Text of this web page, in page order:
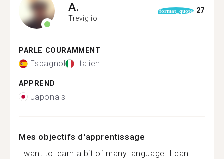
A.
Treviglio
format_quote 27
PARLE COURAMMENT
Espagnol Italien
APPREND
Japonais
Mes objectifs d'apprentissage
I want to learn a bit of many language. I can